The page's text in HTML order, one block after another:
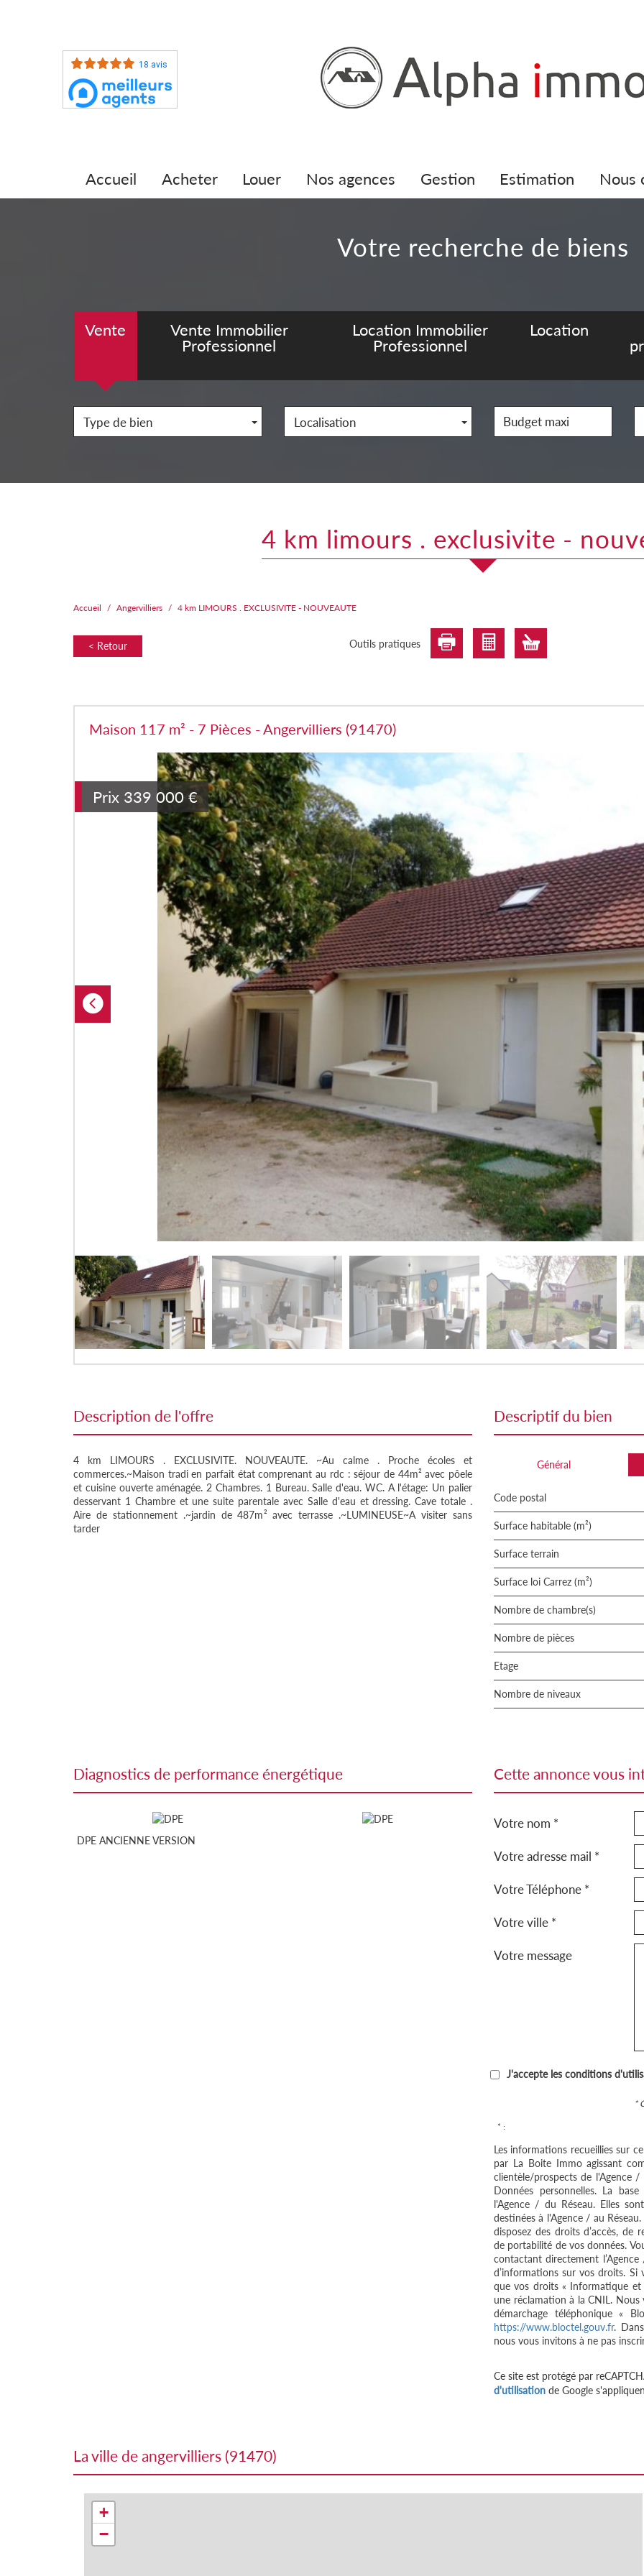
18 avis
accueil acheter louer nos agences gestion estimation
votre recherche de biens
Vente
Vente Immobilier
Professionnel
Location Immobilier
Professionnel
Location
Type de bien Localisation
4 km limours . exclusivite -
Accueil Angervilliers 4 km LIMOURS . EXCLUSIVITE - NOUVEAUTE
< Retour Outils pratiques
Maison 117 m² - 7 Pièces - Angervilliers (91470)
Prix 339 000 €
description de l'offre
4 km LIMOURS . EXCLUSIVITE. NOUVEAUTE. ~Au calme . Proche écoles et
commerces.~Maison tradi en parfait état comprenant au rdc : séjour de 44m² avec pôele
et cuisine ouverte aménagée. 2 Chambres. 1 Bureau. Salle d'eau. WC. A l'étage: Un palier
desservant 1 Chambre et une suite parentale avec Salle d'eau et dressing. Cave totale .
Aire de stationnement .~jardin de 487m² avec terrasse .~LUMINEUSE~A visiter sans
tarder
descriptif du bien
Général
Code postal
Surface habitable (m²)
surface terrain
Surface loi Carrez (m²)
Nombre de chambre(s)
Nombre de pièces
Etage
Nombre de niveaux
diagnostics de performance énergétique
DPE ANCIENNE VERSION
cette annonce vous
Votre nom *
Votre adresse mail *
Votre Téléphone *
Votre ville *
Votre message
J'accepte les conditions
*
* :
Les informations recueillies sur
par La Boite Immo agissant
clientèle/prospects de l'Agence
Données personnelles. La
l'Agence / du Réseau. Elles
destinées à l'Agence / au
disposez des droits d’accès, de
de portabilité de vos données.
contactant directement
d’informations sur vos droits. Si
que vos droits « Informatique et
une réclamation à la CNIL.
démarchage téléphonique «
https://www.bloctel.gouv.fr.
nous vous invitons à ne pas
Ce site est protégé par
d'utilisation de Google
la ville de angervilliers (91470)
+
−